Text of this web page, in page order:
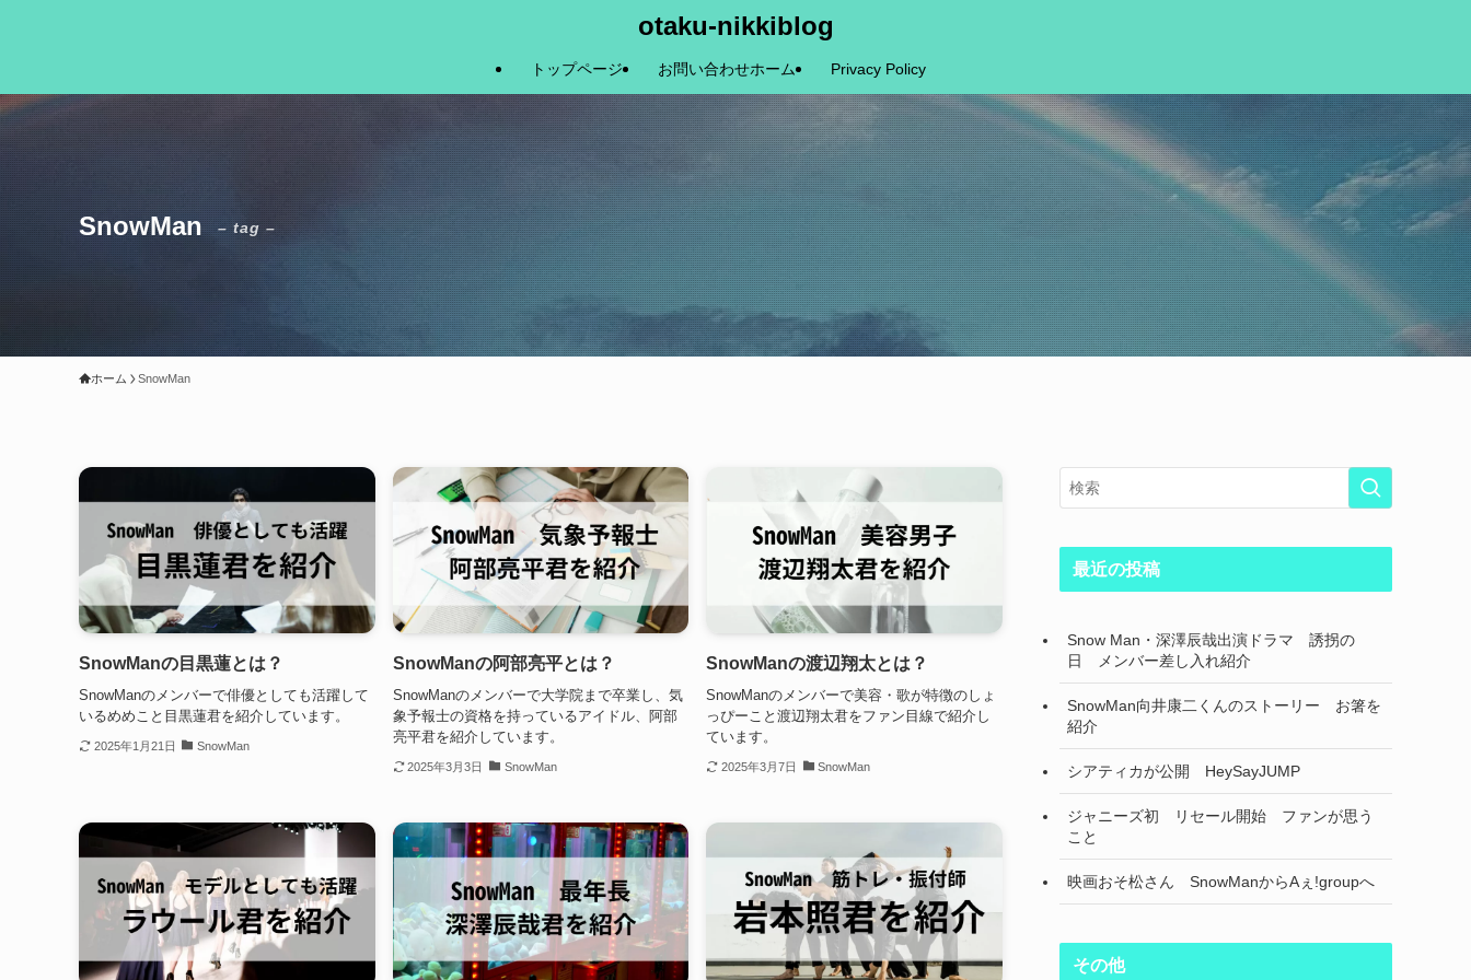
otaku-nikkiblog
トップページ お問い合わせホーム Privacy Policy
SnowMan – tag –
ホーム SnowMan
SnowManの目黒蓮とは？
SnowManのメンバーで俳優としても活躍して
いるめめこと目黒蓮君を紹介しています。
2025年1月21日 SnowMan
SnowManの阿部亮平とは？
SnowManのメンバーで大学院まで卒業し、気
象予報士の資格を持っているアイドル、阿部
亮平君を紹介しています。
2025年3月3日 SnowMan
SnowManの渡辺翔太とは？
SnowManのメンバーで美容・歌が特徴のしょ
っぴーこと渡辺翔太君をファン目線で紹介し
ています。
2025年3月7日 SnowMan
最近の投稿
Snow Man・深澤辰哉出演ドラマ 誘拐の
日 メンバー差し入れ紹介
SnowMan向井康二くんのストーリー お箸を
紹介
シアティカが公開 HeySayJUMP
ジャニーズ初 リセール開始 ファンが思う
こと
映画おそ松さん SnowManからAぇ!groupへ
その他